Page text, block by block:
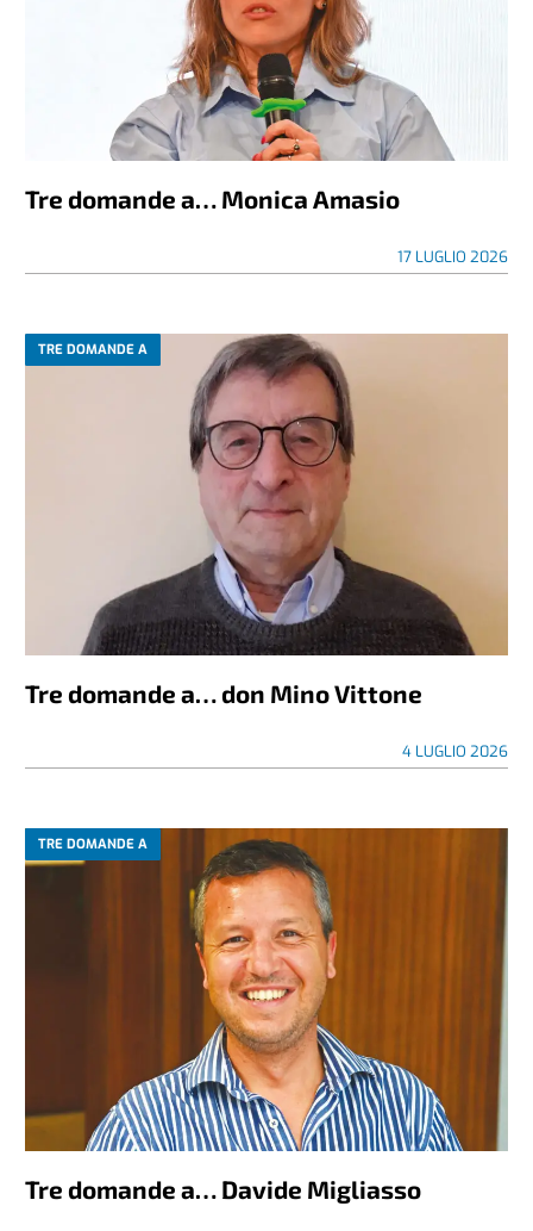
Tre domande a… Monica Amasio
17 LUGLIO 2026
TRE DOMANDE A
Tre domande a… don Mino Vittone
4 LUGLIO 2026
TRE DOMANDE A
Tre domande a… Davide Migliasso